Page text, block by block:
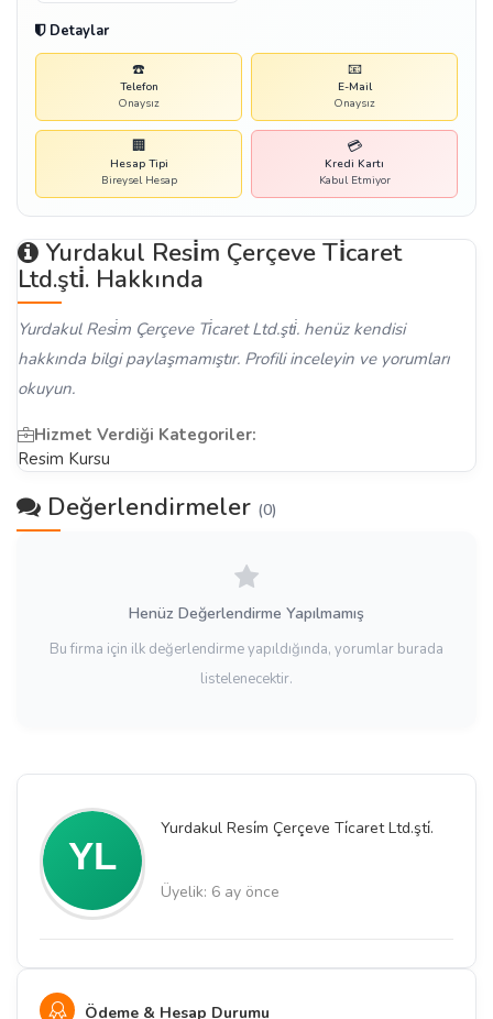
Yurdakul Resi̇m Çerçeve Ti̇caret Ltd.şti̇.
Üyelik: 6 ay önce
Ödeme & Hesap Durumu
Detaylar
☎️
Telefon
Onaysız
📧
E-Mail
Onaysız
🏢
Hesap Tipi
Bireysel Hesap
💳
Kredi Kartı
Kabul Etmiyor
Yurdakul Resi̇m Çerçeve Ti̇caret
Ltd.şti̇. Hakkında
Yurdakul Resi̇m Çerçeve Ti̇caret Ltd.şti̇. henüz kendisi
hakkında bilgi paylaşmamıştır. Profili inceleyin ve yorumları
okuyun.
Hizmet Verdiği Kategoriler:
Resim Kursu
Değerlendirmeler (0)
Henüz Değerlendirme Yapılmamış
Bu firma için ilk değerlendirme yapıldığında, yorumlar burada
listelenecektir.